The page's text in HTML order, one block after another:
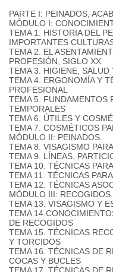
PARTE I: PEINADOS,
MÓDULO I:
TEMA 1. HISTORIA DEL
IMPORTANTES
TEMA 2. EL
PROFESIÓN, SIGLO XX
TEMA 3. HIGIENE, SALUD
TEMA 4. ERGONOMÍA Y
PROFESIONAL
TEMA 5. FUNDAMENTOS
TEMPORALES
TEMA 6. ÚTILES Y
TEMA 7. COSMÉTICOS
MÓDULO II: PEINADOS.
TEMA 8. VISAGISMO
TEMA 9. LÍNEAS,
TEMA 10. TÉCNICAS
TEMA 11. TÉCNICAS
TEMA 12. TÉCNICAS
MÓDULO III: RECOGIDOS.
TEMA 13. VISAGISMO Y
TEMA
DE RECOGIDOS
TEMA 15. TÉCNICAS
Y TORCIDOS
TEMA 16. TÉCNICAS DE
COCAS Y BUCLES